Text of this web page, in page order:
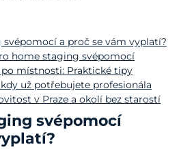
a proč se vám vyplatí?
home staging svépomocí
místnosti: Praktické tipy
už potřebujete profesionála
v Praze a okolí bez starostí
svépomocí